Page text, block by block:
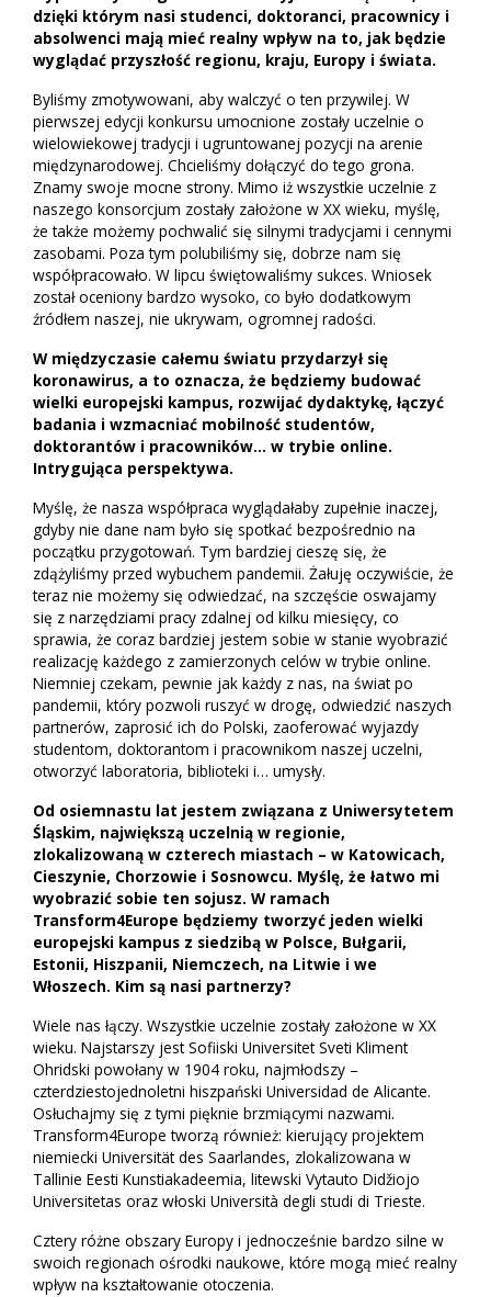
dzięki którym nasi studenci, doktoranci, pracownicy i
absolwenci mają mieć realny wpływ na to, jak będzie
wyglądać przyszłość regionu, kraju, Europy i świata.
Byliśmy zmotywowani, aby walczyć o ten przywilej. W
pierwszej edycji konkursu umocnione zostały uczelnie o
wielowiekowej tradycji i ugruntowanej pozycji na arenie
międzynarodowej. Chcieliśmy dołączyć do tego grona.
Znamy swoje mocne strony. Mimo iż wszystkie uczelnie z
naszego konsorcjum zostały założone w XX wieku, myślę,
że także możemy pochwalić się silnymi tradycjami i cennymi
zasobami. Poza tym polubiliśmy się, dobrze nam się
współpracowało. W lipcu świętowaliśmy sukces. Wniosek
został oceniony bardzo wysoko, co było dodatkowym
źródłem naszej, nie ukrywam, ogromnej radości.
W międzyczasie całemu światu przydarzył się
koronawirus, a to oznacza, że będziemy budować
wielki europejski kampus, rozwijać dydaktykę, łączyć
badania i wzmacniać mobilność studentów,
doktorantów i pracowników… w trybie online.
Intrygująca perspektywa.
Myślę, że nasza współpraca wyglądałaby zupełnie inaczej,
gdyby nie dane nam było się spotkać bezpośrednio na
początku przygotowań. Tym bardziej cieszę się, że
zdążyliśmy przed wybuchem pandemii. Żałuję oczywiście, że
teraz nie możemy się odwiedzać, na szczęście oswajamy
się z narzędziami pracy zdalnej od kilku miesięcy, co
sprawia, że coraz bardziej jestem sobie w stanie wyobrazić
realizację każdego z zamierzonych celów w trybie online.
Niemniej czekam, pewnie jak każdy z nas, na świat po
pandemii, który pozwoli ruszyć w drogę, odwiedzić naszych
partnerów, zaprosić ich do Polski, zaoferować wyjazdy
studentom, doktorantom i pracownikom naszej uczelni,
otworzyć laboratoria, biblioteki i… umysły.
Od osiemnastu lat jestem związana z Uniwersytetem
Śląskim, największą uczelnią w regionie,
zlokalizowaną w czterech miastach – w Katowicach,
Cieszynie, Chorzowie i Sosnowcu. Myślę, że łatwo mi
wyobrazić sobie ten sojusz. W ramach
Transform4Europe będziemy tworzyć jeden wielki
europejski kampus z siedzibą w Polsce, Bułgarii,
Estonii, Hiszpanii, Niemczech, na Litwie i we
Włoszech. Kim są nasi partnerzy?
Wiele nas łączy. Wszystkie uczelnie zostały założone w XX
wieku. Najstarszy jest Sofiiski Universitet Sveti Kliment
Ohridski powołany w 1904 roku, najmłodszy –
czterdziestojednoletni hiszpański Universidad de Alicante.
Osłuchajmy się z tymi pięknie brzmiącymi nazwami.
Transform4Europe tworzą również: kierujący projektem
niemiecki Universität des Saarlandes, zlokalizowana w
Tallinie Eesti Kunstiakadeemia, litewski Vytauto Didžiojo
Universitetas oraz włoski Università degli studi di Trieste.
Cztery różne obszary Europy i jednocześnie bardzo silne w
swoich regionach ośrodki naukowe, które mogą mieć realny
wpływ na kształtowanie otoczenia.